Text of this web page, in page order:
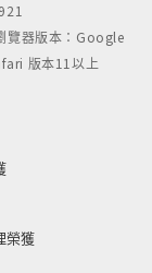
覽器版本：Google
版本11以上
榮獲